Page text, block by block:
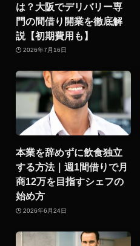
は？大阪でデリバリー専
門の間借り開業を徹底解
説【初期費用も】
2026年7月16日
本業を辞めずに飲食独立
する方法｜週1間借りで月
商12万を目指すシェフの
始め方
2026年6月24日